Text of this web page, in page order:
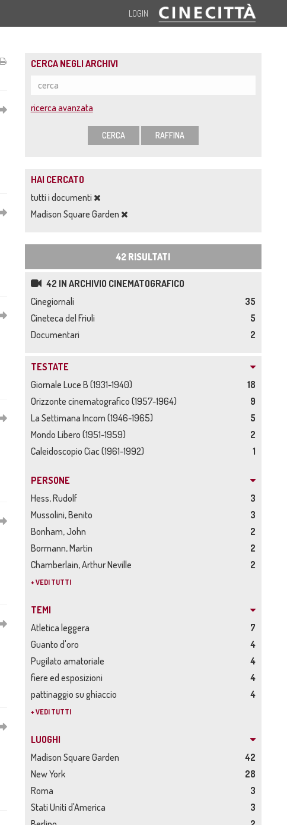
LOGIN
CERCA NEGLI ARCHIVI
ricerca avanzata
CERCA RAFFINA
HAI CERCATO
tutti i documenti
Madison Square Garden
42 RISULTATI
42 IN ARCHIVIO CINEMATOGRAFICO
Cinegiornali
35
Cineteca del Friuli
5
Documentari
2
TESTATE
Giornale Luce B (1931-1940)
18
Orizzonte cinematografico (1957-1964)
9
La Settimana Incom (1946-1965)
5
Mondo Libero (1951-1959)
2
Caleidoscopio Ciac (1961-1992)
1
PERSONE
Hess, Rudolf
3
Mussolini, Benito
3
Bonham, John
2
Bormann, Martin
2
Chamberlain, Arthur Neville
2
+ VEDI TUTTI
TEMI
Atletica leggera
7
Guanto d'oro
4
Pugilato amatoriale
4
fiere ed esposizioni
4
pattinaggio su ghiaccio
4
+ VEDI TUTTI
LUOGHI
Madison Square Garden
42
New York
28
Roma
3
Stati Uniti d'America
3